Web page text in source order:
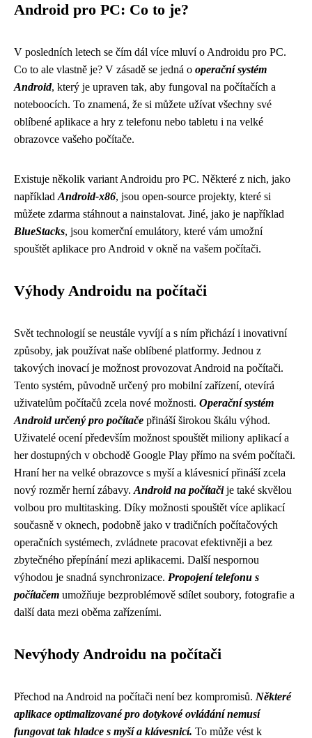
Android pro PC: Co to je?
V posledních letech se čím dál více mluví o Androidu pro PC.
Co to ale vlastně je? V zásadě se jedná o operační systém
Android, který je upraven tak, aby fungoval na počítačích a
noteboocích. To znamená, že si můžete užívat všechny své
oblíbené aplikace a hry z telefonu nebo tabletu i na velké
obrazovce vašeho počítače.
Existuje několik variant Androidu pro PC. Některé z nich, jako
například Android-x86, jsou open-source projekty, které si
můžete zdarma stáhnout a nainstalovat. Jiné, jako je například
BlueStacks, jsou komerční emulátory, které vám umožní
spouštět aplikace pro Android v okně na vašem počítači.
Výhody Androidu na počítači
Svět technologií se neustále vyvíjí a s ním přichází i inovativní
způsoby, jak používat naše oblíbené platformy. Jednou z
takových inovací je možnost provozovat Android na počítači.
Tento systém, původně určený pro mobilní zařízení, otevírá
uživatelům počítačů zcela nové možnosti. Operační systém
Android určený pro počítače přináší širokou škálu výhod.
Uživatelé ocení především možnost spouštět miliony aplikací a
her dostupných v obchodě Google Play přímo na svém počítači.
Hraní her na velké obrazovce s myší a klávesnicí přináší zcela
nový rozměr herní zábavy. Android na počítačije také skvělou
volbou pro multitasking. Díky možnosti spouštět více aplikací
současně v oknech, podobně jako v tradičních počítačových
operačních systémech, zvládnete pracovat efektivněji a bez
zbytečného přepínání mezi aplikacemi. Další nespornou
výhodou je snadná synchronizace. Propojení telefonu s
počítačem umožňuje bezproblémově sdílet soubory, fotografie a
další data mezi oběma zařízeními.
Nevýhody Androidu na počítači
Přechod na Android na počítači není bez kompromisů. Některé
aplikace optimalizované pro dotykové ovládání nemusí
fungovat tak hladce s myší a klávesnicí. To může vést k